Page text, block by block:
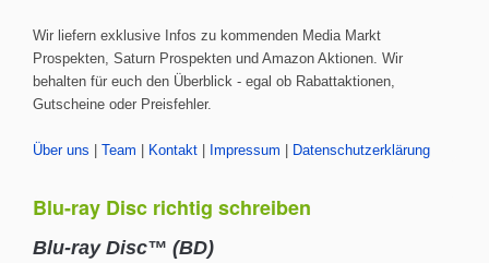
Wir liefern exklusive Infos zu kommenden Media Markt
Prospekten, Saturn Prospekten und Amazon Aktionen. Wir
behalten für euch den Überblick - egal ob Rabattaktionen,
Gutscheine oder Preisfehler.
Über uns Team Kontakt Impressum Datenschutzerklärung
Blu-ray Disc richtig schreiben
Blu-ray Disc™ (BD)